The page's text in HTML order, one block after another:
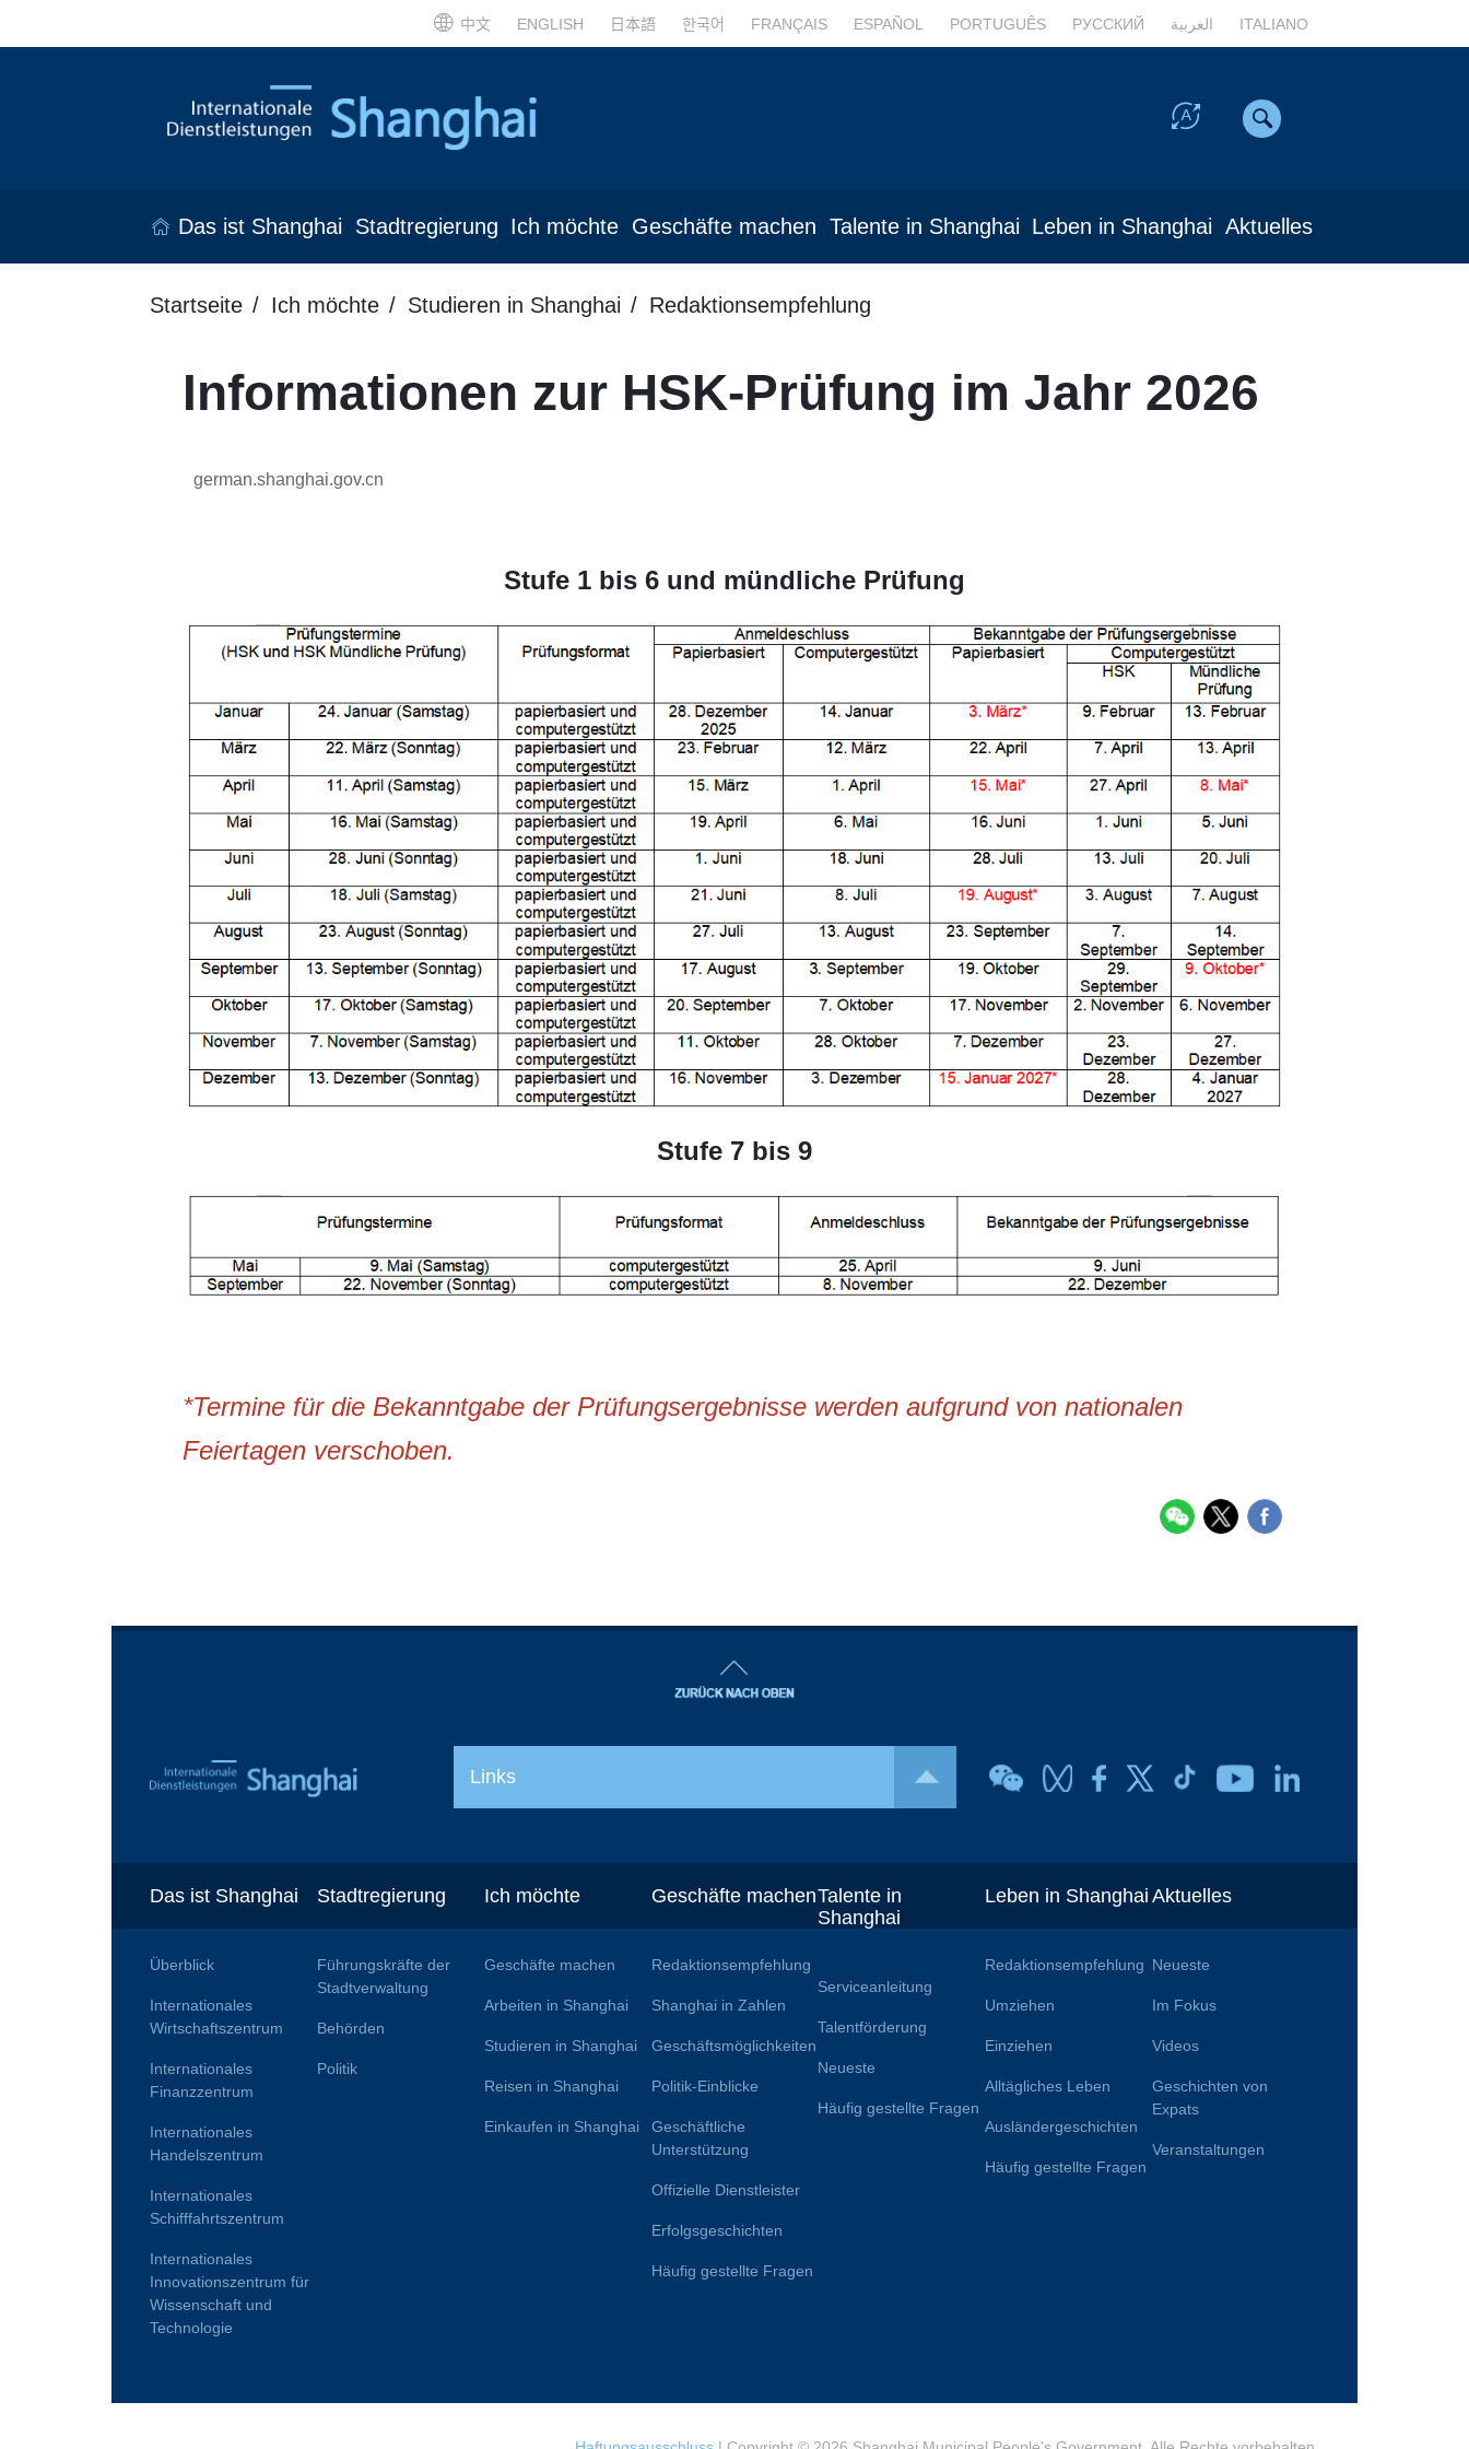
中文 ENGLISH 日本語 한국어 FRANÇAIS ESPAÑOL PORTUGUÊS РУССКИЙ العربية ITALIANO
Das ist Shanghai Stadtregierung Ich möchte Geschäfte machen Talente in Shanghai Leben in Shanghai Aktuelles
Startseite Ich möchte Studieren in Shanghai Redaktionsempfehlung
Informationen zur HSK-Prüfung im Jahr 2026
german.shanghai.gov.cn
Stufe 1 bis 6 und mündliche Prüfung
Stufe 7 bis 9
*Termine für die Bekanntgabe der Prüfungsergebnisse werden aufgrund von nationalen
Feiertagen verschoben.
Links
Das ist Shanghai
Überblick
Internationales
Wirtschaftszentrum
Internationales
Finanzzentrum
Internationales
Handelszentrum
Internationales
Schifffahrtszentrum
Internationales
Innovationszentrum für
Wissenschaft und
Technologie
Stadtregierung
Führungskräfte der
Stadtverwaltung
Behörden
Politik
Ich möchte
Geschäfte machen
Arbeiten in Shanghai
Studieren in Shanghai
Reisen in Shanghai
Einkaufen in Shanghai
Geschäfte machen
Redaktionsempfehlung
Shanghai in Zahlen
Geschäftsmöglichkeiten
Politik-Einblicke
Geschäftliche
Unterstützung
Offizielle Dienstleister
Erfolgsgeschichten
Häufig gestellte Fragen
Talente in
Shanghai
Serviceanleitung
Talentförderung
Neueste
Häufig gestellte Fragen
Leben in Shanghai
Redaktionsempfehlung
Umziehen
Einziehen
Alltägliches Leben
Ausländergeschichten
Häufig gestellte Fragen
Aktuelles
Neueste
Im Fokus
Videos
Geschichten von
Expats
Veranstaltungen